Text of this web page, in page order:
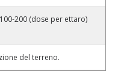
200 (dose per ettaro)
del terreno.